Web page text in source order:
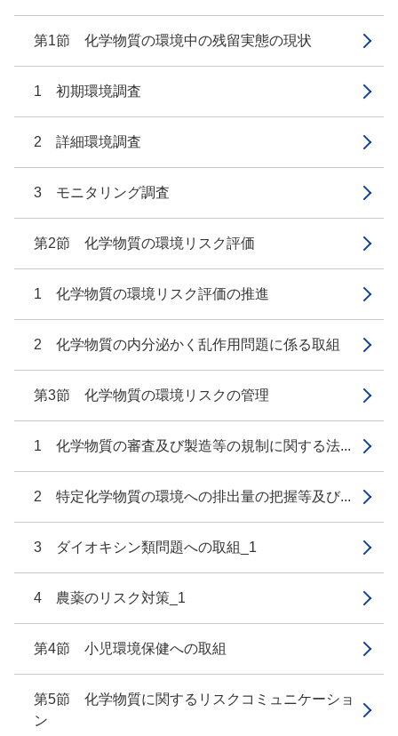
第1節 化学物質の環境中の残留実態の現状
1 初期環境調査
2 詳細環境調査
3 モニタリング調査
第2節 化学物質の環境リスク評価
1 化学物質の環境リスク評価の推進
2 化学物質の内分泌かく乱作用問題に係る取組
第3節 化学物質の環境リスクの管理
1 化学物質の審査及び製造等の規制に関する法...
2 特定化学物質の環境への排出量の把握等及び...
3 ダイオキシン類問題への取組_1
4 農薬のリスク対策_1
第4節 小児環境保健への取組
第5節 化学物質に関するリスクコミュニケーショ
ン